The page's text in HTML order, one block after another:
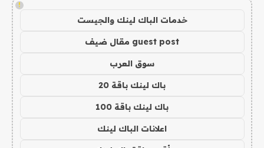
!
خدمات الباك لينك والجيست
guest post مقال ضيف
سوق العرب
باك لينك باقة 20
باك لينك باقة 100
اعلانات الباك لينك